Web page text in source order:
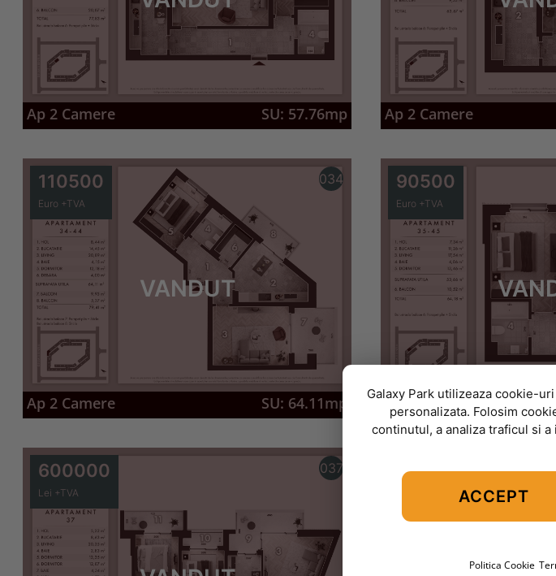
Ap 2 Camere SU: 57.76mp Ap 2 Camere
Ap 2 Camere SU: 64.11mp
110500
Euro +TVA
034
VANDUT
Ap 2 Camere
90500
Euro +TVA
600000
Lei +TVA
037 99000
Galaxy Park utilizeaza cookie-
personalizata. Folosim
continutul, a analiza traficul si
ACCEPT
Politica Cookie